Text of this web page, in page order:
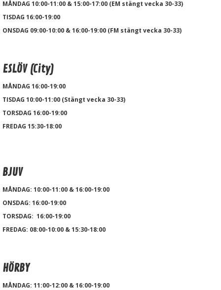
MÅNDAG 10:00-11:00 & 15:00-17:00 (EM stängt vecka 30-33)
TISDAG 16:00-19:00
ONSDAG 09:00-10:00 & 16:00-19:00 (FM stängt vecka 30-33)
ESLÖV (City)
MÅNDAG 16:00-19:00
TISDAG 10:00-11:00 (Stängt vecka 30-33)
TORSDAG 16:00-19:00
FREDAG 15:30-18:00
BJUV
MÅNDAG: 10:00-11:00 & 16:00-19:00
ONSDAG: 16:00-19:00
TORSDAG: 16:00-19:00
FREDAG: 08:00-10:00 & 15:30-18:00
HÖRBY
MÅNDAG: 11:00-12:00 & 16:00-19:00